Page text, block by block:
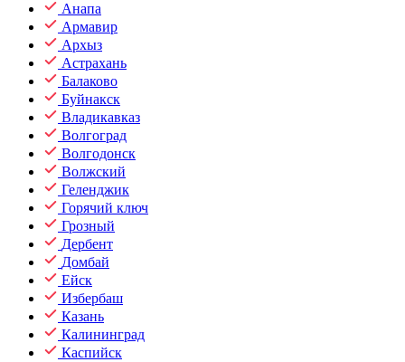
Анапа
Армавир
Архыз
Астрахань
Балаково
Буйнакск
Владикавказ
Волгоград
Волгодонск
Волжский
Геленджик
Горячий ключ
Грозный
Дербент
Домбай
Ейск
Избербаш
Казань
Калининград
Каспийск